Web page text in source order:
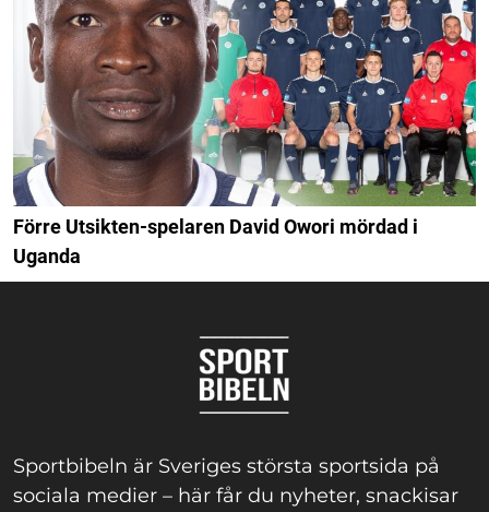
Förre Utsikten-spelaren David Owori mördad i
Uganda
Sportbibeln är Sveriges största sportsida på
sociala medier – här får du nyheter, snackisar